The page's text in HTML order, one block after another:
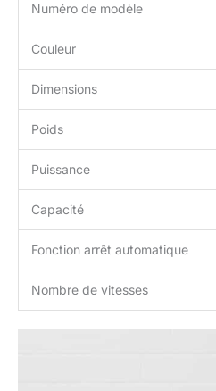
Numéro de modèle
Couleur
Dimensions
Poids
Puissance
Capacité
Fonction arrêt automatique
Nombre de vitesses